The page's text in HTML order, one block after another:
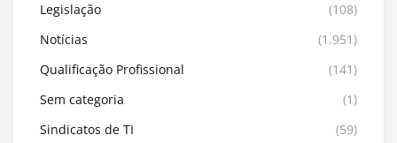
Legislação
(108)
Notícias
(1.951)
Qualificação Profissional
(141)
Sem categoria
(1)
Sindicatos de TI
(59)